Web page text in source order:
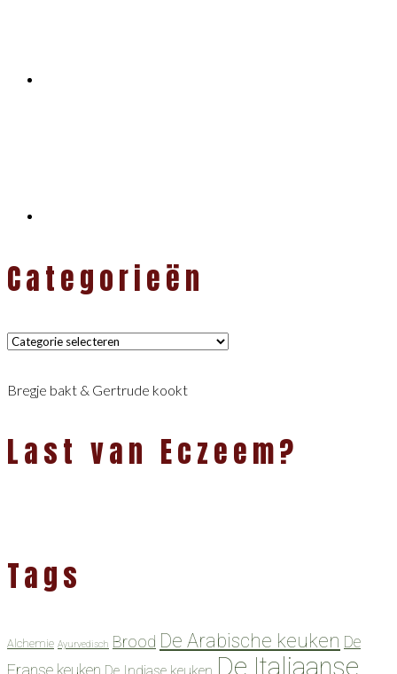
Categorieën
Categorieën
Bregje bakt & Gertrude kookt
Last van Eczeem?
Tags
Alchemie Ayurvedisch Brood De Arabische keuken De
Franse keuken De Indiase keuken De Italiaanse